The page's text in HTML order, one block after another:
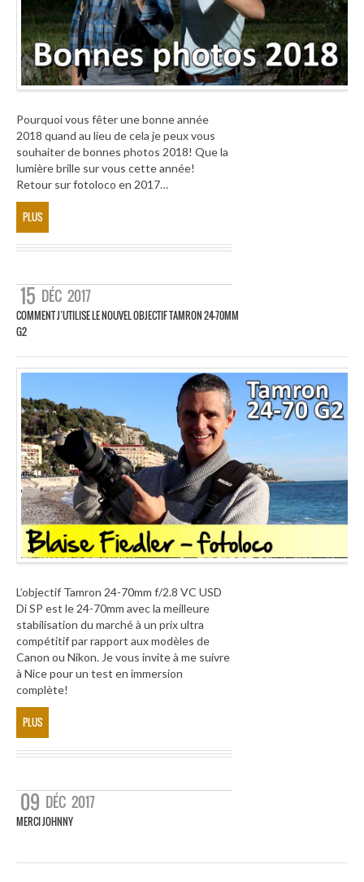
Pourquoi vous fêter une bonne année
2018 quand au lieu de cela je peux vous
souhaiter de bonnes photos 2018! Que la
lumière brille sur vous cette année!
Retour sur fotoloco en 2017…
PLUS
15 DÉC 2017
COMMENT J’UTILISE LE NOUVEL OBJECTIF TAMRON 24-70MM
G2
L’objectif Tamron 24-70mm f/2.8 VC USD
Di SP est le 24-70mm avec la meilleure
stabilisation du marché à un prix ultra
compétitif par rapport aux modèles de
Canon ou Nikon. Je vous invite à me suivre
à Nice pour un test en immersion
complète!
PLUS
09 DÉC 2017
MERCI JOHNNY